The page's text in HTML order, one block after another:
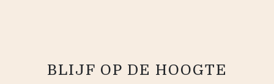
BLIJF OP DE HOOGTE